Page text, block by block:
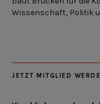
Wissenschaft, Politik
JETZT MITGLIED